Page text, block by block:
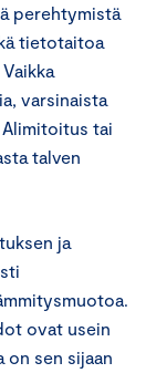
perehtymistä
tietotaitoa
varsinaista
Alimitoitus tai
talven
ja
ovat usein
on sen sijaan